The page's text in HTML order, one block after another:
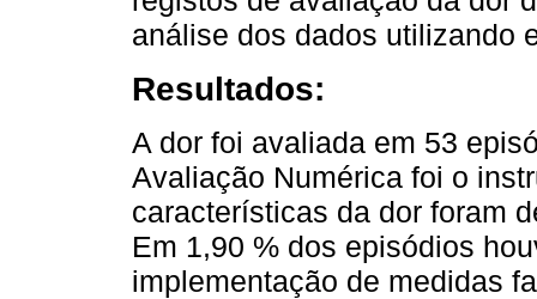
análise dos dados utilizando
Resultados:
A dor foi avaliada em 53
Avaliação Numérica foi o
características da dor foram
Em 1,90 % dos episódios
implementação de medidas